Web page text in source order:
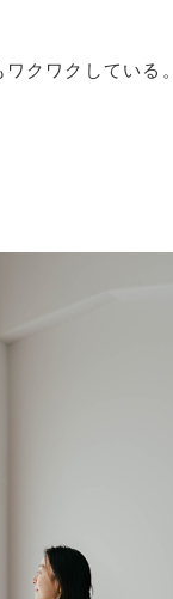
クワクしている。